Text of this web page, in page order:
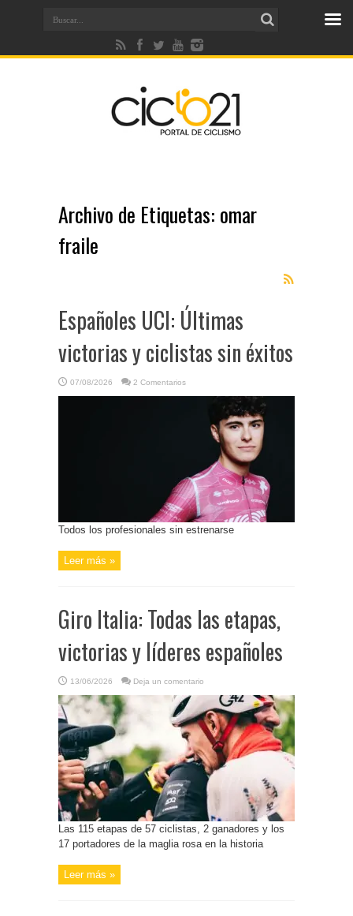
Archivo de Etiquetas: omar
fraile
Españoles UCI: Últimas
victorias y ciclistas sin éxitos
07/08/2026 2 Comentarios
Todos los profesionales sin estrenarse
Leer más »
Giro Italia: Todas las etapas,
victorias y líderes españoles
13/06/2026 Deja un comentario
Las 115 etapas de 57 ciclistas, 2 ganadores y los
17 portadores de la maglia rosa en la historia
Leer más »